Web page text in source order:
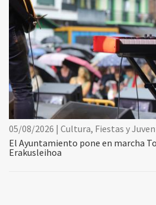
05/08/2026 | Cultura, Fiestas y
El Ayuntamiento pone en marcha
Erakusleihoa